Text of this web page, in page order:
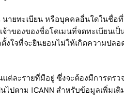
ายทะเบียน หรือบุคคลอื่นใดในชื่อ
ของของชื่อโดเมนที่จดทะเบียนเป็
งใจที่จะยินยอมไม่ให้เกิดความป
ละรายที่มีอยู่ ซึ่งจะต้องมีการตรว
ปตาม ICANN สำหรับข้อมูลเพิ่มเ